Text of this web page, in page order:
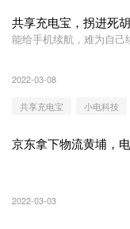
共享充电宝，拐进死
能给手机续航，难为自己
2022-03-08
共享充电宝 小电科技
京东拿下物流黄埔，
2022-03-03